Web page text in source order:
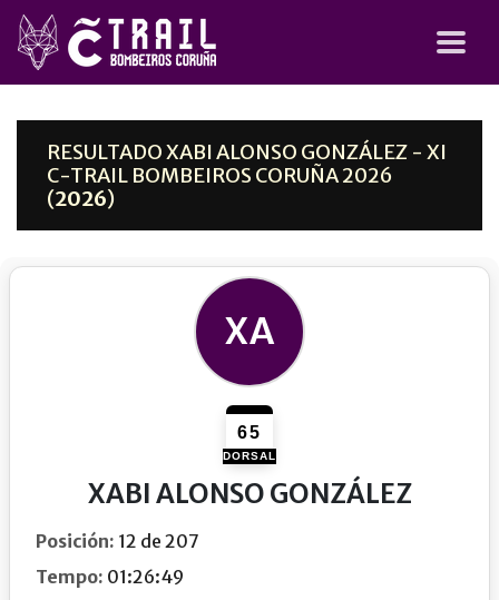
RESULTADO XABI ALONSO GONZÁLEZ - XI
C-TRAIL BOMBEIROS CORUÑA 2026
(2026)
XA
65
DORSAL
XABI ALONSO GONZÁLEZ
Posición: 12 de 207
Tempo: 01:26:49